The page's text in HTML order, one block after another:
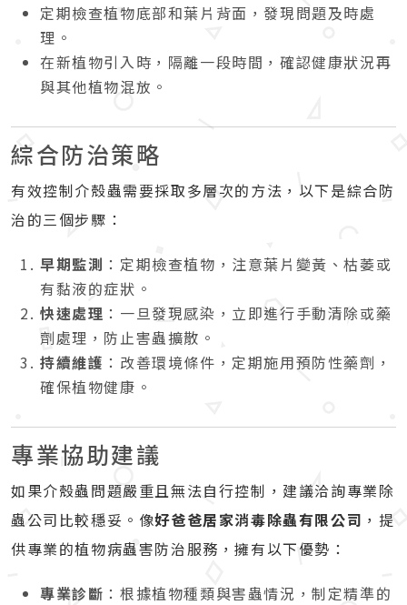
定期檢查植物底部和葉片背面，發現問題及時處
理。
在新植物引入時，隔離一段時間，確認健康狀況再
與其他植物混放。
綜合防治策略
有效控制介殼蟲需要採取多層次的方法，以下是綜合防
治的三個步驟：
早期監測 ：定期檢查植物，注意葉片變黃、枯萎或
有黏液的症狀。
快速處理 ：一旦發現感染，立即進行手動清除或藥
劑處理，防止害蟲擴散。
持續維護 ：改善環境條件，定期施用預防性藥劑，
確保植物健康。
專業協助建議
如果介殼蟲問題嚴重且無法自行控制，建議洽詢專業除
蟲公司比較穩妥。像好爸爸居家消毒除蟲有限公司 ，提
供專業的植物病蟲害防治服務，擁有以下優勢：
專業診斷 ：根據植物種類與害蟲情況，制定精準的